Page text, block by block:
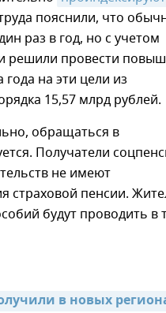
пояснили, что
раз в год, но с учетом
решили провести
на эти цели из
15,57 млрд рублей.
обращаться в
Получатели
не имеют
страховой пенсии.
будут проводить в
в новых